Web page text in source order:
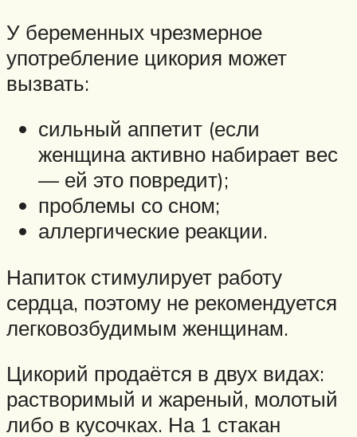
У беременных чрезмерное
употребление цикория может
вызвать:
сильный аппетит (если
женщина активно набирает вес
— ей это повредит);
проблемы со сном;
аллергические реакции.
Напиток стимулирует работу
сердца, поэтому не рекомендуется
легковозбудимым женщинам.
Цикорий продаётся в двух видах:
растворимый и жареный, молотый
либо в кусочках. На 1 стакан